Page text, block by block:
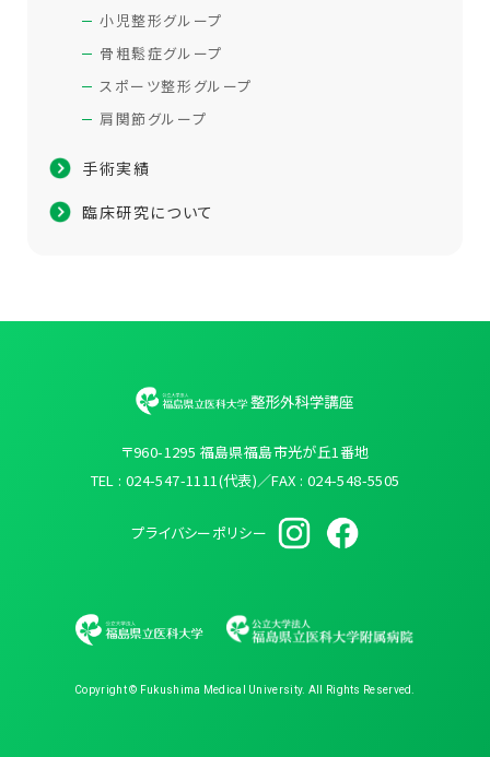
小児整形グループ
骨粗鬆症グループ
スポーツ整形グループ
肩関節グループ
手術実績
臨床研究について
〒960-1295 福島県福島市光が丘1番地
TEL : 024-547-1111(代表)／FAX : 024-548-5505
プライバシーポリシー
Copyright © Fukushima Medical University. All Rights Reserved.